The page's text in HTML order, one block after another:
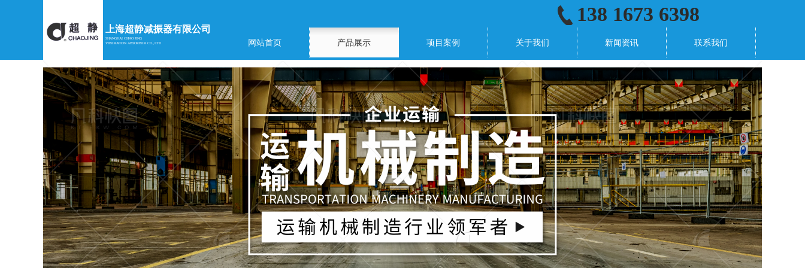
上海超静减振器有限公司
SHANGHAI CHAO JING
VIBERATION ABSORBER CO.,LTD
网站首页 产品展示 项目案例 关于我们 新闻资讯 联系我们
138 1673 6398